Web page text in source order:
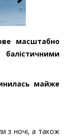
масштабно
майже
з ночі, а також